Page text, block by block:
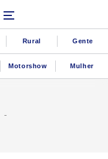
Rural Gente
Motorshow Mulher